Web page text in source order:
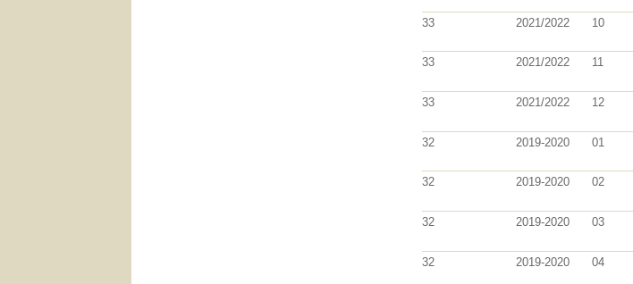
33
2021/2022 10
33
2021/2022 11
33
2021/2022 12
32
2019-2020 01
32
2019-2020 02
32
2019-2020 03
32
2019-2020 04